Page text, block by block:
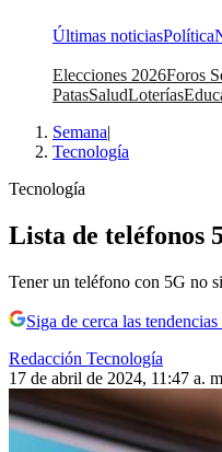
Últimas noticiasPolítica
Elecciones 2026Foros
PatasSaludLoterías
Semana|
Tecnología
Tecnología
Lista de teléfonos
Tener un teléfono con 5G no
Siga de cerca las
Redacción Tecnología
17 de abril de 2024, 11:47 a.